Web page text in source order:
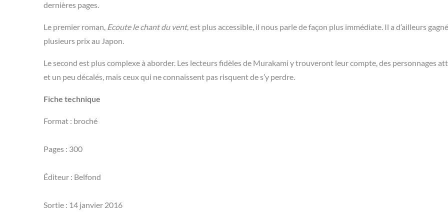
dernières pages.
Le premier roman, Ecoute le chant du vent, est plus accessible, il nous parle de façon plus immédiate. Il a d’ailleurs gagné
plusieurs prix au Japon.
Le second est plus complexe à aborder. Les lecteurs fidèles de Murakami y trouveront leur compte, des personnages
et un peu décalés, mais ceux qui ne connaissent pas risquent de s’y perdre.
Fiche technique
Format : broché
Pages : 300
Éditeur : Belfond
Sortie : 14 janvier 2016